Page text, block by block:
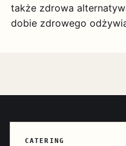
także zdrowa
dobie zdrowego
CATERING